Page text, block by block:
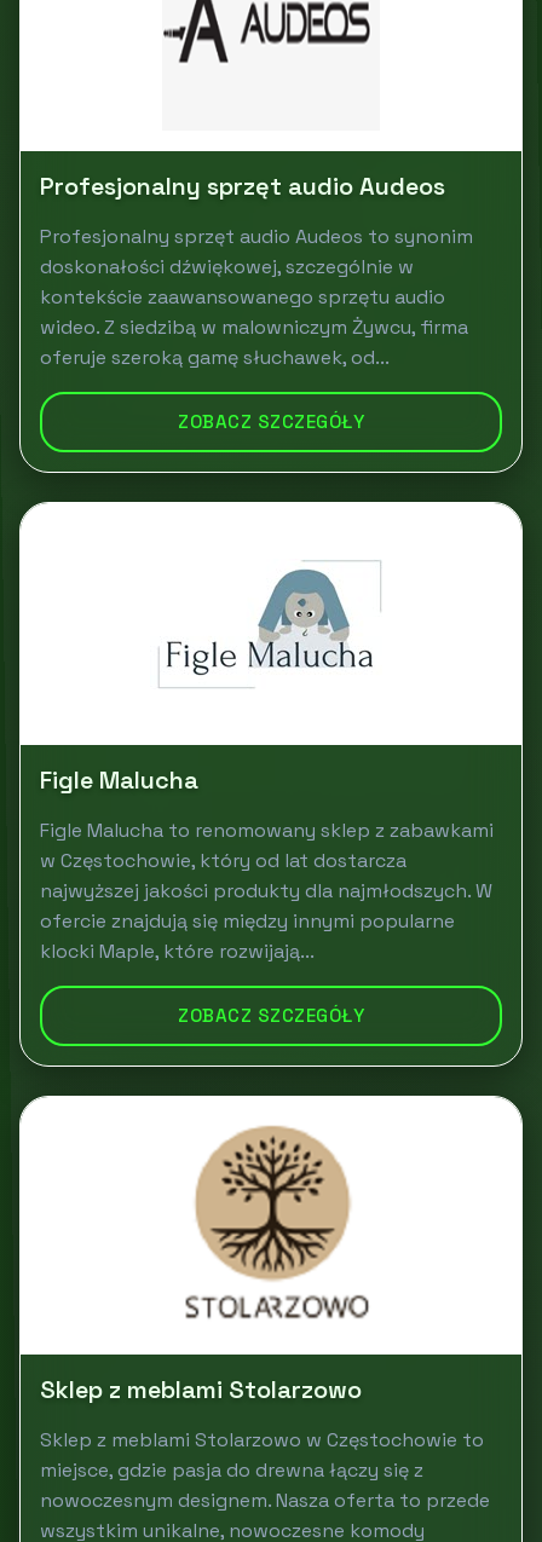
Profesjonalny sprzęt audio Audeos
Profesjonalny sprzęt audio Audeos to synonim
doskonałości dźwiękowej, szczególnie w
kontekście zaawansowanego sprzętu audio
wideo. Z siedzibą w malowniczym Żywcu, firma
oferuje szeroką gamę słuchawek, od...
ZOBACZ SZCZEGÓŁY
Figle Malucha
Figle Malucha to renomowany sklep z zabawkami
w Częstochowie, który od lat dostarcza
najwyższej jakości produkty dla najmłodszych. W
ofercie znajdują się między innymi popularne
klocki Maple, które rozwijają...
ZOBACZ SZCZEGÓŁY
Sklep z meblami Stolarzowo
Sklep z meblami Stolarzowo w Częstochowie to
miejsce, gdzie pasja do drewna łączy się z
nowoczesnym designem. Nasza oferta to przede
wszystkim unikalne, nowoczesne komody